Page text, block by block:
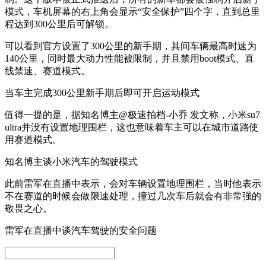
模式，车机屏幕的右上角会显示“安全保护”四个字，直到总里
程达到300公里后可解锁。
可以看到官方设置了300公里的新手期，其间车辆最高时速为
140公里，同时最大动力性能被限制，并且禁用boot模式、直
线禁速、赛道模式。
当车主完成300公里新手期后即可开启运动模式
值得一提的是，据知名博主@极速拍档-小乔 发文称，小米su7
ultra并没有设置地理围栏，这也意味着车主可以在城市道路使
用赛道模式。
知名博主谈小米汽车的驾驶模式
此前雷军在直播中表示，会对车辆设置地理围栏，当时他表示
不在赛道的时候会做限速处理，撞过几次车后就会有非常强的
敬畏之心。
雷军在直播中谈汽车驾驶的安全问题